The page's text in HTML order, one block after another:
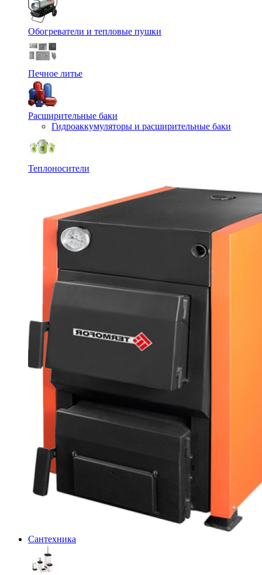
Обогреватели и тепловые пушки
Печное литье
Расширительные баки
Гидроаккумуляторы и расширительные баки
Теплоносители
Сантехника